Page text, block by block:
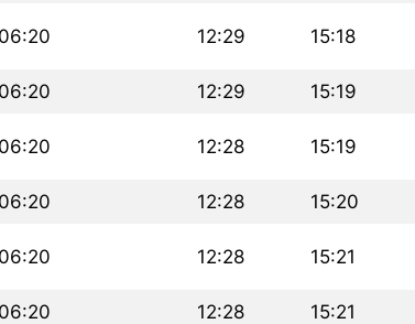
06:20 12:29 15:18
06:20 12:29 15:19
06:20 12:28 15:19
06:20 12:28 15:20
06:20 12:28 15:21
06:20 12:28 15:21